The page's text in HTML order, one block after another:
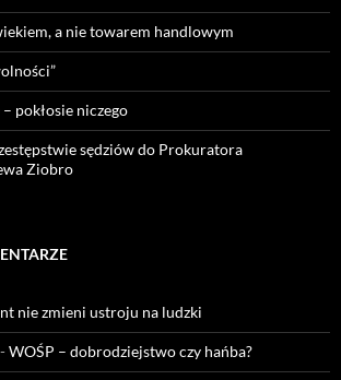
a nie towarem handlowym
pokłosie niczego
sędziów do Prokuratora
Ziobro
nie zmieni ustroju na ludzki
-WOŚP – dobrodziejstwo czy hańba?